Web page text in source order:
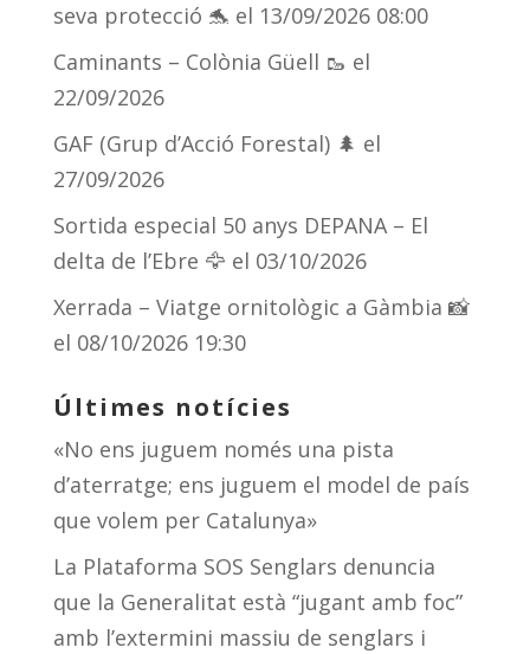
seva protecció 🐬 el 13/09/2026 08:00
Caminants – Colònia Güell 🥾 el
22/09/2026
GAF (Grup d’Acció Forestal) 🌲 el
27/09/2026
Sortida especial 50 anys DEPANA – El
delta de l’Ebre 🦅 el 03/10/2026
Xerrada – Viatge ornitològic a Gàmbia 📸
el 08/10/2026 19:30
Últimes notícies
«No ens juguem només una pista
d’aterratge; ens juguem el model de país
que volem per Catalunya»
La Plataforma SOS Senglars denuncia
que la Generalitat està “jugant amb foc”
amb l’extermini massiu de senglars i